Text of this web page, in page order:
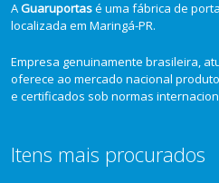
AGuaruportasé uma fábrica de
localizada em Maringá-PR.
Empresa genuinamente brasileira,
oferece ao mercado nacional
e certificados sob normas
Itens mais procurados